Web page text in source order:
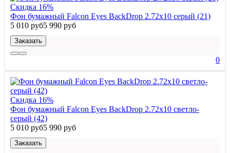
Скидка 16%
Фон бумажный Falcon Eyes BackDrop 2.72x10 серый (21)
5 010 руб5 990 руб
Заказать
0
Скидка 16%
Фон бумажный Falcon Eyes BackDrop 2.72x10 светло-
серый (42)
5 010 руб5 990 руб
Заказать